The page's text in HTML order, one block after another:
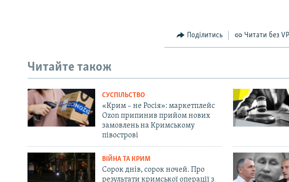
Поділитись Читати без
Читайте також
СУСПІЛЬСТВО
«Крим – не Росія»: маркетплейс
Ozon припинив прийом нових
замовлень на Кримському
півострові
ВІЙНА ТА КРИМ
Сорок днів, сорок ночей. Про
результати кримської операції з